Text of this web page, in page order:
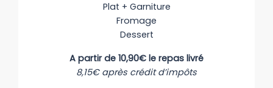
Plat + Garniture
Fromage
Dessert
A partir de 10,90€ le repas livré
8,15€ après crédit d’impôts